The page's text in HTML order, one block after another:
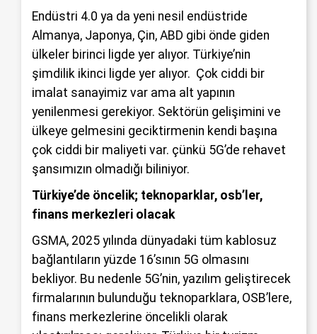
Endüstri 4.0 ya da yeni nesil endüstride
Almanya, Japonya, Çin, ABD gibi önde giden
ülkeler birinci ligde yer alıyor. Türkiye’nin
şimdilik ikinci ligde yer alıyor. Çok ciddi bir
imalat sanayimiz var ama alt yapının
yenilenmesi gerekiyor. Sektörün gelişimini ve
ülkeye gelmesini geciktirmenin kendi başına
çok ciddi bir maliyeti var. çünkü 5G’de rehavet
şansımızın olmadığı biliniyor.
Türkiye’de öncelik; teknoparklar, osb’ler,
finans merkezleri olacak
GSMA, 2025 yılında dünyadaki tüm kablosuz
bağlantıların yüzde 16’sının 5G olmasını
bekliyor. Bu nedenle 5G’nin, yazılım geliştirecek
firmalarının bulunduğu teknoparklara, OSB’lere,
finans merkezlerine öncelikli olarak